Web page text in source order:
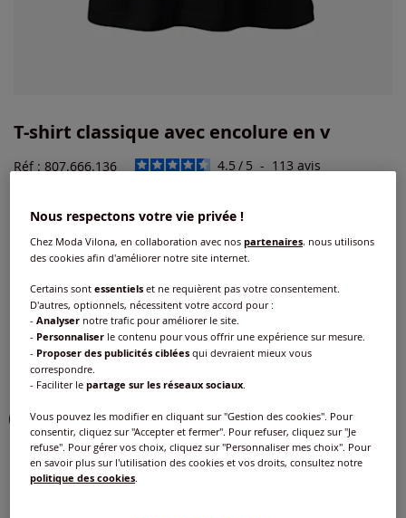
T-shirt classique avec encolure en v
Réf : 807.666.136 4.5/ 5 - 113 avis
Couleur :noir
Choisir une couleur :
Nous respectons votre vie privée !
Chez Moda Vilona, en collaboration avec nospartenaires, nous utilisons
des cookies afin d'améliorer notre site internet.
Certains sontessentiels et ne requièrent pas votre consentement.
D'autres, optionnels, nécessitent votre accord pour :
-Analyser notre trafic pour améliorer le site.
- Personnaliser le contenu pour vous offrir une expérience sur mesure.
- Proposer des publicités ciblées qui devraient mieux vous
correspondre.
- Faciliter lepartage sur les réseaux sociaux.
Vous pouvez les modifier en cliquant sur "Gestion des cookies". Pour
consentir, cliquez sur "Accepter et fermer". Pour refuser, cliquez sur "Je
refuse". Pour gérer vos choix, cliquez sur "Personnaliser mes choix". Pour
en savoir plus sur l'utilisation des cookies et vos droits, consultez notre
politique des cookies.